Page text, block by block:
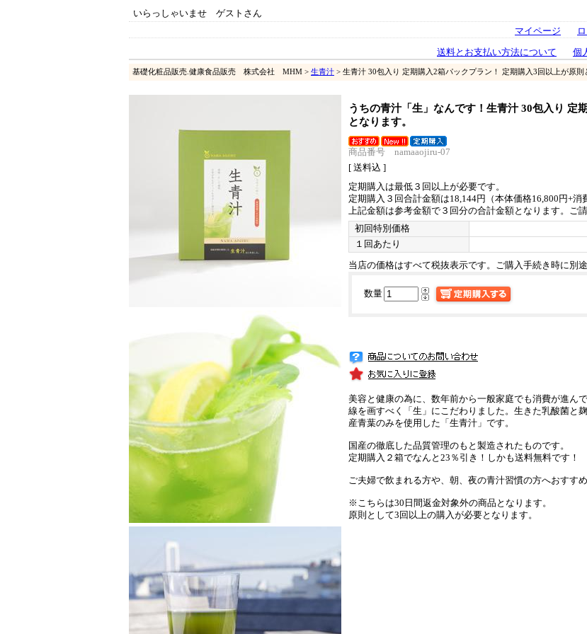
いらっしゃいませ ゲストさん
マイページ
送料とお支払い方法について 個
基礎化粧品販売.健康食品販売 株式会社 MHM > 生青汁 > 生青汁 30包入り 定期購入2箱パックプラン！ 定期購入3回以上が原則
うちの青汁「生」なんです！ 生青汁 30包入り 定
となります。
商品番号 namaaojiru-07
[ 送料込 ]
定期購入は最低３回以上が必要です。
定期購入３回合計金額は18,144円（本体価格16,800円+消
上記金額は参考金額で３回分の合計金額となります。ご
初回特別価格
１回あたり
当店の価格はすべて税抜表示です。ご購入手続き時に別
数量
美容と健康の為に、数年前から一般家庭でも消費が進ん
線を画すべく「生」にこだわりました。生きた乳酸菌と
産青葉のみを使用した「生青汁」です。
国産の徹底した品質管理のもと製造されたものです。
定期購入２箱でなんと23％引き！しかも送料無料です！
ご夫婦で飲まれる方や、朝、夜の青汁習慣の方へおすす
※こちらは30日間返金対象外の商品となります。
原則として3回以上の購入が必要となります。